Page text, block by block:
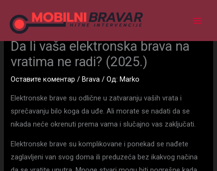
садржај
Da li vaša elektronska brava na
vratima ne radi? (2025.)
Оставите коментар /Brava / Од: Marko
Elektronske brave su odlične u zatvaranju vaših vrata i
sprečavanju bilo koga da uđe. Ali morate se nadati da se
nikada neće okrenuti prema vama i slučajno vas zaključati.
Elektronske brave su komplikovane i ponekad se nađete
zaglavljeni van svog doma ili preduzeća bez ikakvog načina